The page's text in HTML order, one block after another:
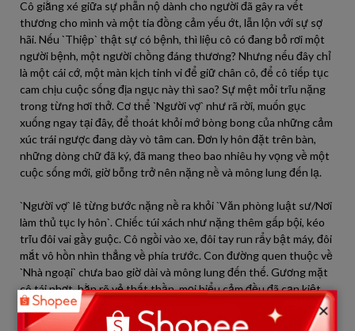
Cô giằng xé giữa sự phẫn nộ dành cho người đã gây ra vết
thương cho mình và một tia đồng cảm yếu ớt, lẫn lộn với sự sợ
hãi. Nếu `Thiệp` thật sự có bệnh, thì liệu cô có đang bỏ rơi một
người bệnh, một người chồng đáng thương? Nhưng nếu đây chỉ
là một cái cớ, một màn kịch tinh vi để giữ chân cô, để cô tiếp tục
cam chịu cuộc sống địa ngục này thì sao? Sự mệt mỏi trĩu nặng
trong từng hơi thở. Cơ thể `Người vợ` như rã rời, muốn gục
xuống ngay tại đây, để thoát khỏi mớ bòng bong của những cảm
xúc trái ngược đang dày vò tâm can. Đơn ly hôn đặt trên bàn,
những dòng chữ đã ký, đã mang theo bao nhiêu hy vọng về một
cuộc sống mới, giờ bỗng trở nên nặng nề và mông lung đến lạ.
`Người vợ` lê từng bước nặng nề ra khỏi `Văn phòng luật sư/Nơi
làm thủ tục ly hôn`. Chiếc túi xách như nặng thêm gấp bội, kéo
trĩu đôi vai gầy guộc. Cô ngồi vào xe, đôi tay run rẩy bật máy, đôi
mắt vô hồn nhìn thẳng về phía trước. Con đường quen thuộc về
`Nhà ngoại` chưa bao giờ dài và mông lung đến thế. Gương mặt
cô tái nhợt, hằn rõ vẻ thất thần, mọi biểu cảm đều đã cạn kiệt.
Khi chiếc xe vừa dừng trước cổng, `Bố mẹ đẻ` của `Người vợ` đã
×